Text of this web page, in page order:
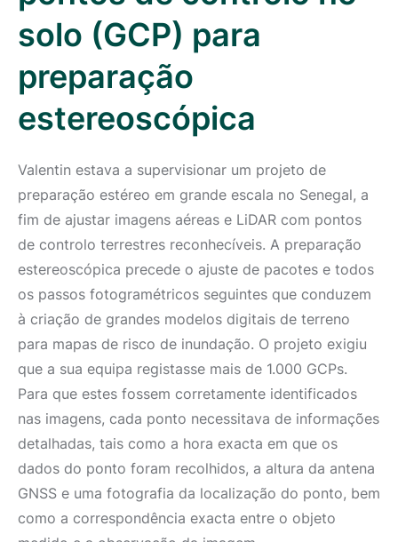
solo (GCP) para
preparação
estereoscópica
Valentin estava a supervisionar um projeto de
preparação estéreo em grande escala no Senegal, a
fim de ajustar imagens aéreas e LiDAR com pontos
de controlo terrestres reconhecíveis. A preparação
estereoscópica precede o ajuste de pacotes e todos
os passos fotogramétricos seguintes que conduzem
à criação de grandes modelos digitais de terreno
para mapas de risco de inundação. O projeto exigiu
que a sua equipa registasse mais de 1.000 GCPs.
Para que estes fossem corretamente identificados
nas imagens, cada ponto necessitava de informações
detalhadas, tais como a hora exacta em que os
dados do ponto foram recolhidos, a altura da antena
GNSS e uma fotografia da localização do ponto, bem
como a correspondência exacta entre o objeto